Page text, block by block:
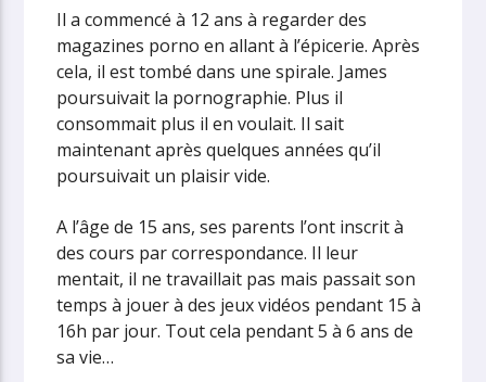
Il a commencé à 12 ans à regarder des
magazines porno en allant à l’épicerie. Après
cela, il est tombé dans une spirale. James
poursuivait la pornographie. Plus il
consommait plus il en voulait. Il sait
maintenant après quelques années qu’il
poursuivait un plaisir vide.
A l’âge de 15 ans, ses parents l’ont inscrit à
des cours par correspondance. Il leur
mentait, il ne travaillait pas mais passait son
temps à jouer à des jeux vidéos pendant 15 à
16h par jour. Tout cela pendant 5 à 6 ans de
sa vie…